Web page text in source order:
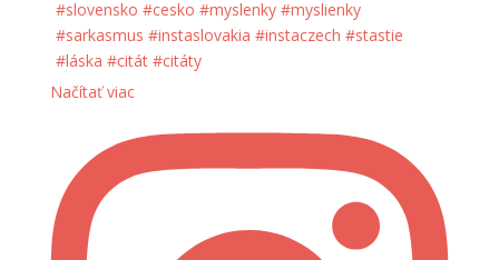
Načítať viac